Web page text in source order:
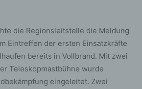
die Regionsleitstelle die Meldung
Eintreffen der ersten Einsatzkräfte
bereits in Vollbrand. Mit zwei
Teleskopmastbühne wurde
eingeleitet. Zwei